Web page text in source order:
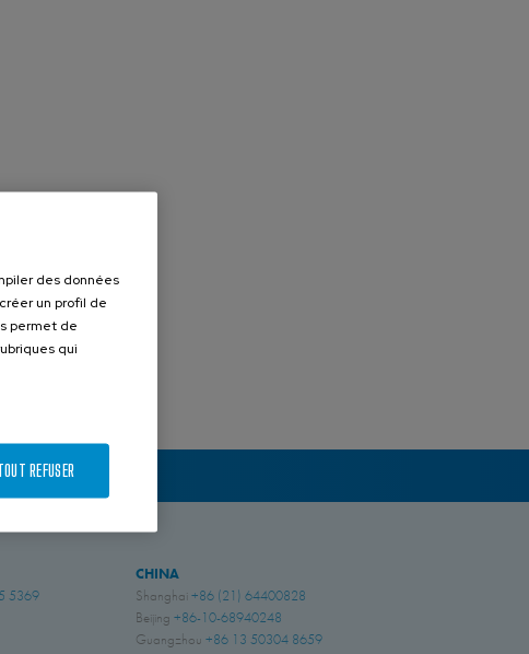
5369
CHINA
Shanghai +86 (21) 64400828
Beijing +86-10-68940248
Guangzhou +86 13 50304 8659
des données
un profil de
permet de
qui
REFUSER